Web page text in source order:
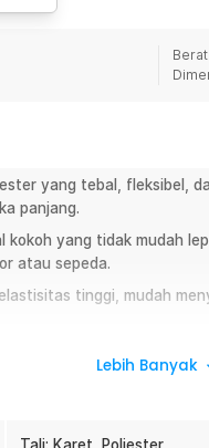
Senin -
Senin -
Tangerang
n Go Jakarta Barat
Senin -
Senin - Jumat
Go Depok
Senin - Jumat
yang tebal, fleksibel,
panjang.
kokoh yang tidak mudah
atau sepeda.
tinggi, mudah
Lebih Banyak